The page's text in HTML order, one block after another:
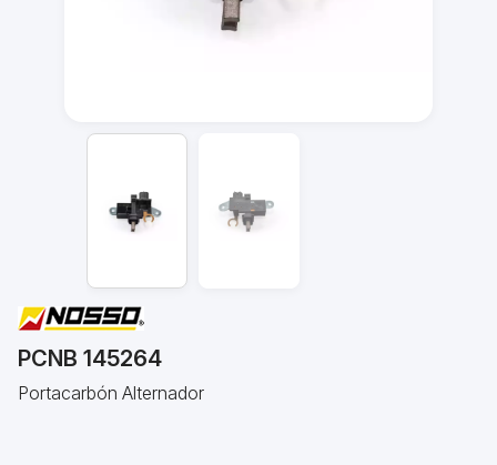
PCNB 145264
Portacarbón Alternador